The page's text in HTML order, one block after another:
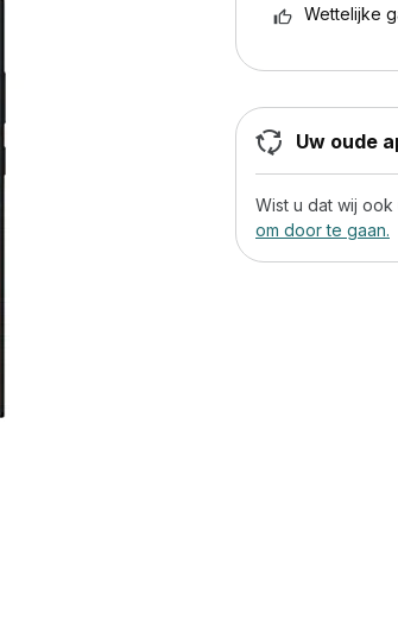
Wettelijke
Uw oude
Wist u dat wij
om door te gaan.